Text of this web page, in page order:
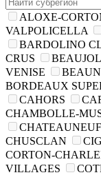
ALOXE-
VALPOLICELLA
BARDOLINO
CRUS
VENISE
BORDEAUX
CAHORS
CHAMBOLLE-
CHUSCLAN
CORTON-
VILLAGES